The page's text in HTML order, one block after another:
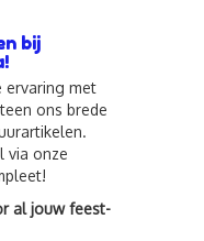
bij
ervaring met
ons brede
via onze
al jouw feest-